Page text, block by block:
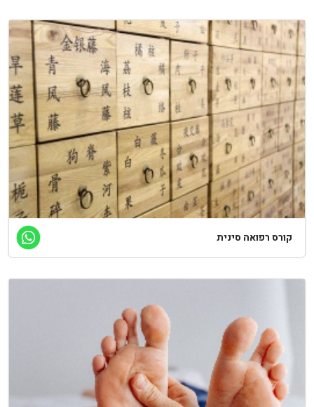
קורס רפואה סינית